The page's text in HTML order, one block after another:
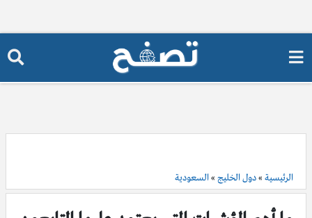
الرئيسية »دول الخليج »السعودية